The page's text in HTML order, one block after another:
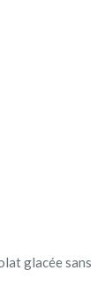
glacée sans